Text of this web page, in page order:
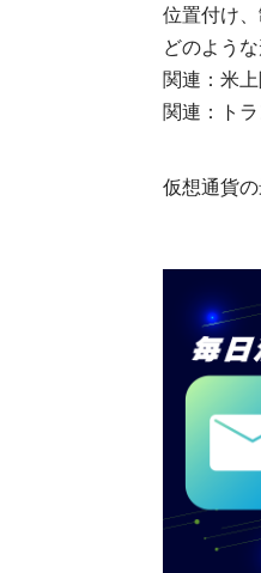
位置付け
どのよう
関連：米
関連：
ト
仮想通貨